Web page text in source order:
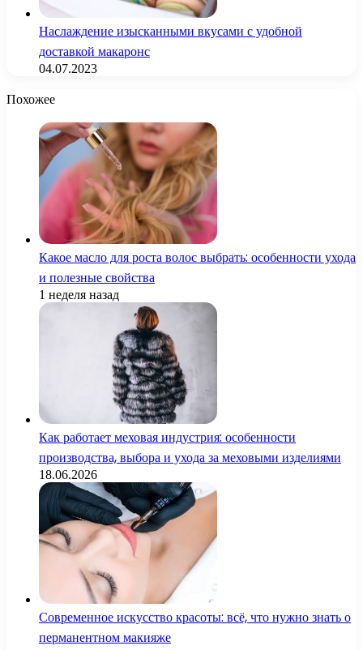
Наслаждение изысканными вкусами с удобной
доставкой макаронс
04.07.2023
Похожее
Какое масло для роста волос выбрать: особенности ухода
и полезные свойства
1 неделя назад
Как работает меховая индустрия: особенности
производства, выбора и ухода за меховыми изделиями
18.06.2026
Современное искусство красоты: всё, что нужно знать о
перманентном макияже